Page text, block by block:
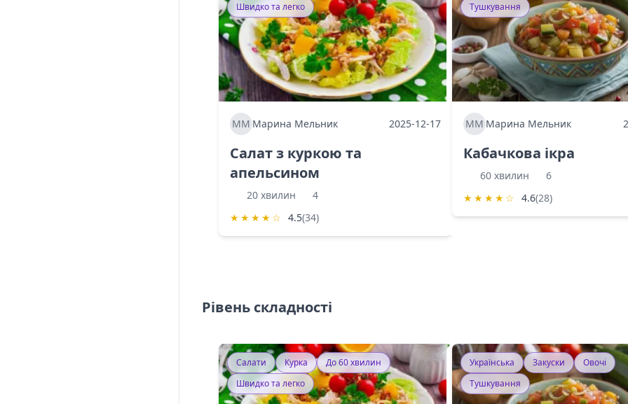
Швидко та легко
ММ Марина Мельник 2025-12-17
Салат з куркою та
апельсином
20 хвилин
4
★ ★ ★ ★ ☆ 4.5(34)
Тушкування
ММ Марина Мельник
Кабачкова ікра
60 хвилин
6
★ ★ ★ ★ ☆ 4.6(28)
Рівень складності
Салати Курка
До 60 хвилин
Швидко та легко
Українська Закуски
Овочі
Тушкування